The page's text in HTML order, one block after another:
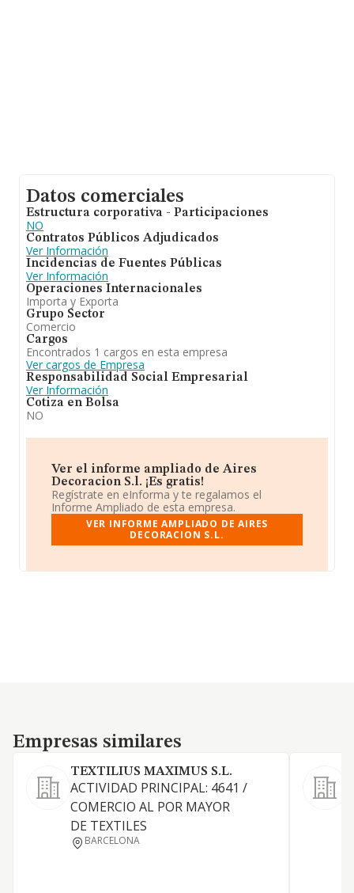
Datos comerciales
Estructura corporativa - Participaciones
NO
Contratos Públicos Adjudicados
Ver Información
Incidencias de Fuentes Públicas
Ver Información
Operaciones Internacionales
Importa y Exporta
Grupo Sector
Comercio
Cargos
Encontrados 1 cargos en esta empresa
Ver cargos de Empresa
Responsabilidad Social Empresarial
Ver Información
Cotiza en Bolsa
NO
Ver el informe ampliado de Aires
Decoracion S.l. ¡Es gratis!
Regístrate en eInforma y te regalamos el
Informe Ampliado de esta empresa.
VER INFORME AMPLIADO DE AIRES
DECORACION S.L.
Empresas similares
Empresas similares
TEXTILIUS MAXIMUS S.L.
ACTIVIDAD PRINCIPAL: 4641 /
COMERCIO AL POR MAYOR
DE TEXTILES
BARCELONA